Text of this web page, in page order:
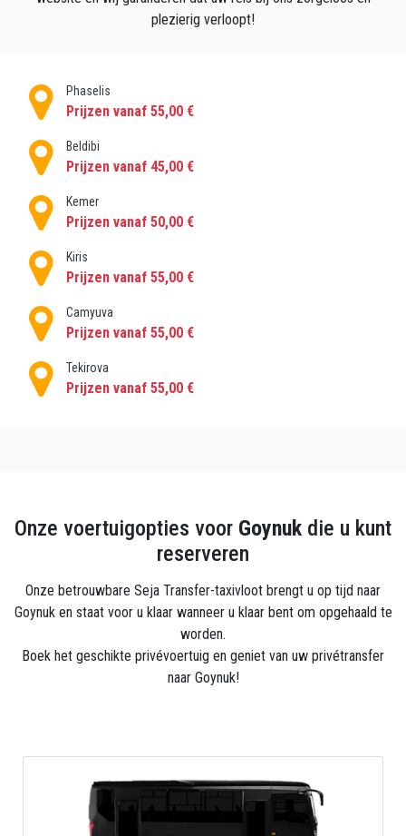
of naar bestemmingen in de buurlanden.
Onze chauffeur wacht op u in de aankomsthal met
bestemming, de auto is alleen beschikbaar voor u, uw
gezin of uw groep, zonder te hoeven delen het met
andere mensen.
Boek de auto die het beste bij uw behoeften past,
van sedans, minibussen tot touringcars en luxe
auto's, we hebben een breed scala aan voertuigen
plezierig verloopt!
Phaselis
Prijzen vanaf 55,00 €
Beldibi
Prijzen vanaf 45,00 €
Kemer
Prijzen vanaf 50,00 €
Kiris
Prijzen vanaf 55,00 €
Camyuva
Prijzen vanaf 55,00 €
Tekirova
Prijzen vanaf 55,00 €
Onze voertuigopties voor Goynuk die u kunt
reserveren
Onze betrouwbare Seja Transfer-taxivloot brengt u op tijd naar
Goynuk en staat voor u klaar wanneer u klaar bent om opgehaald te
worden.
Boek het geschikte privévoertuig en geniet van uw privétransfer
naar Goynuk!